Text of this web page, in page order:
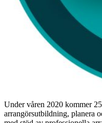
Under våren 2020 kommer
arrangörsutbildning, planera